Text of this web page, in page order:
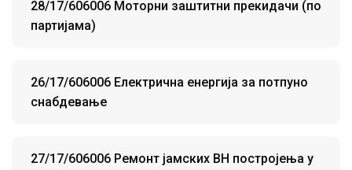
28/17/606006 Моторни заштитни прекидачи (по
партијама)
26/17/606006 Електрична енергија за потпуно
снабдевање
27/17/606006 Ремонт јамских ВН постројења у